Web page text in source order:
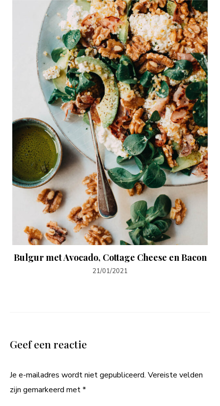
Bulgur met Avocado, Cottage Cheese en Bacon
21/01/2021
Geef een reactie
Je e-mailadres wordt niet gepubliceerd. Vereiste velden
zijn gemarkeerd met*